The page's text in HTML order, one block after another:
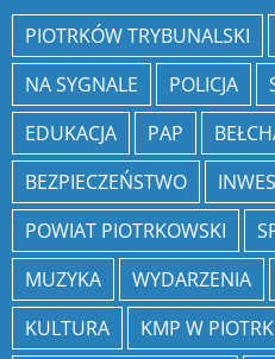
PIOTRKÓW TRYBUNALSKI
NA SYGNALE
POLICJA
EDUKACJA
PAP
BEZPIECZEŃSTWO
POWIAT PIOTRKOWSKI
MUZYKA
WYDARZENIA
KULTURA
KMP W